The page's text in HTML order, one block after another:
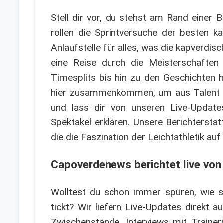
Stell dir vor, du stehst am Rand einer
rollen die Sprintversuche der besten
Anlaufstelle für alles, was die
eine Reise durch die
Timesplits bis hin zu den Geschichten
hier zusammenkommen, um aus
und lass dir von unseren Live-
Spektakel erklären. Unsere
die die Faszination der Leichtathletik
Capoverdenews berichtet live
Wolltest du schon immer spüren, wie
tickt? Wir liefern Live-Updates direkt